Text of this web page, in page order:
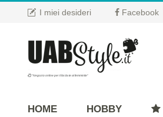
I miei desideri Facebook
"Negozio online per il fai da te al femminile"
HOME HOBBY